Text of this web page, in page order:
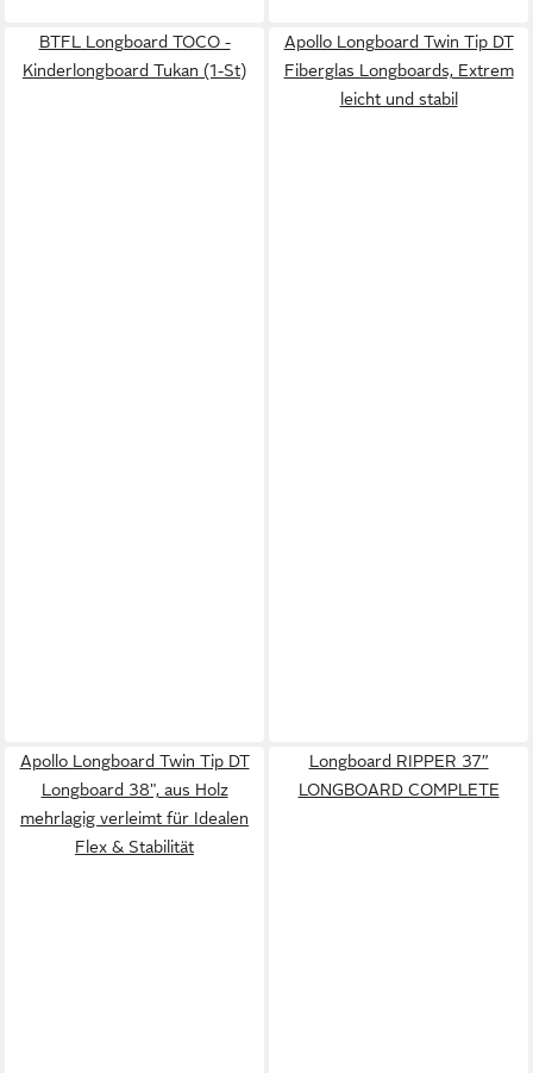
BTFL Longboard TOCO -
Kinderlongboard Tukan (1-St)
Apollo Longboard Twin Tip DT
Fiberglas Longboards, Extrem
leicht und stabil
Apollo Longboard Twin Tip DT
Longboard 38", aus Holz
mehrlagig verleimt für Idealen
Flex & Stabilität
Longboard RIPPER 37”
LONGBOARD COMPLETE